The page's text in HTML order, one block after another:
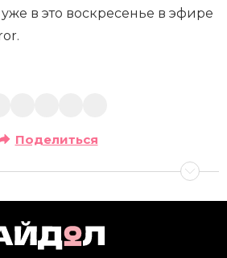
в это воскресенье в эфире
Поделиться